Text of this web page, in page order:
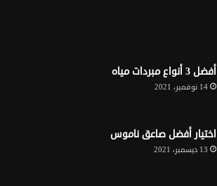
أفضل 3 أنواع مبردات مياه
14 نوفمبر، 2021
اختيار أفضل صاعق ناموس
13 ديسمبر، 2021